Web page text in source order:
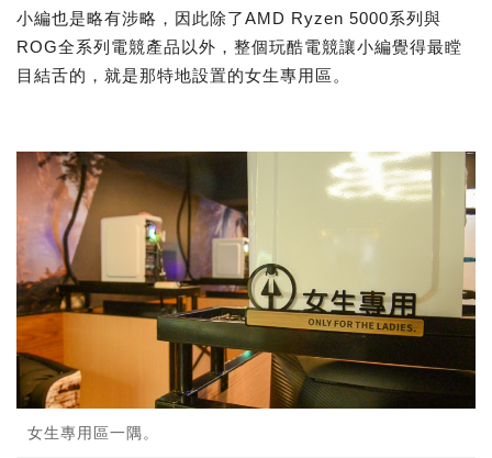
小編也是略有涉略，因此除了AMD Ryzen 5000系列與
ROG全系列電競產品以外，整個玩酷電競讓小編覺得最瞠
目結舌的，就是那特地設置的女生專用區。
女生專用區一隅。